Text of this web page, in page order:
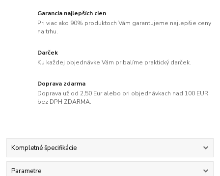
Garancia najlepších cien
Pri viac ako 90% produktoch Vám garantujeme najlepšie ceny
na trhu.
Darček
Ku každej objednávke Vám pribalíme praktický darček.
Doprava zdarma
Doprava už od 2,50 Eur alebo pri objednávkach nad 100 EUR
bez DPH ZDARMA.
Kompletné špecifikácie
Parametre